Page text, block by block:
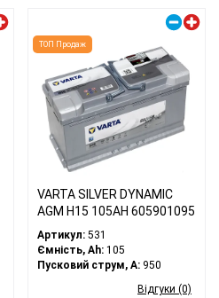
ТОП Продаж
VARTA SILVER DYNAMIC
AGM H15 105AH 605901095
Артикул:531
Ємність, Ah:105
Пусковий струм, A:950
Відгуки (0)